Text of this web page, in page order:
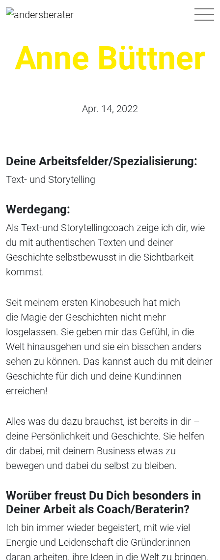
Hauptnavigation
Anne Büttner
Apr. 14, 2022
Deine Arbeitsfelder/Spezialisierung:
Text- und Storytelling
Werdegang:
Als Text-und Storytellingcoach zeige ich dir, wie
du mit authentischen Texten und deiner
Geschichte selbstbewusst in die Sichtbarkeit
kommst.
Seit meinem ersten Kinobesuch hat mich
die Magie der Geschichten nicht mehr
losgelassen. Sie geben mir das Gefühl, in die
Welt hinausgehen und sie ein bisschen anders
sehen zu können. Das kannst auch du mit deiner
Geschichte für dich und deine Kund:innen
erreichen!
Alles was du dazu brauchst, ist bereits in dir –
deine Persönlichkeit und Geschichte. Sie helfen
dir dabei, mit deinem Business etwas zu
bewegen und dabei du selbst zu bleiben.
Worüber freust Du Dich besonders in
Deiner Arbeit als Coach/Beraterin?
Ich bin immer wieder begeistert, mit wie viel
Energie und Leidenschaft die Gründer:innen
daran arbeiten, ihre Ideen in die Welt zu bringen.